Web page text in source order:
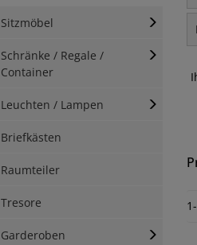
Sitzmöbel
Schränke / Regale /
Container
Leuchten / Lampen
Briefkästen
Raumteiler
Tresore
Garderoben